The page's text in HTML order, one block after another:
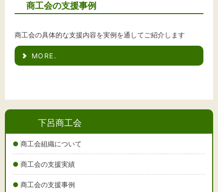
下呂商工会
商工会組織について
商工会の支援実績
商工会の支援事例
商工会の支援事例
商工会の具体的な支援内容を実例を通してご紹介します
MORE.